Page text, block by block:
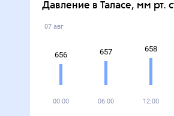
Давление в Таласе, мм рт.
07 авг
656
00:00
657
06:00
658
12:00